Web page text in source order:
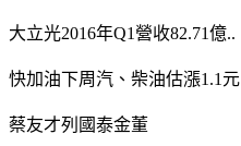
大立光2016年Q1營收82.71億..
快加油下周汽、柴油估漲1.1元
蔡友才列國泰金董